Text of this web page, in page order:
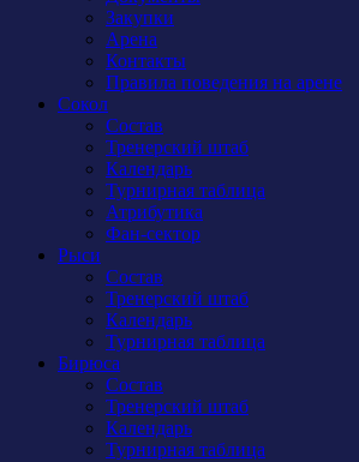
Закупки
Арена
Контакты
Правила поведения на арене
Сокол
Состав
Тренерский штаб
Календарь
Турнирная таблица
Атрибутика
Фан-сектор
Рыси
Состав
Тренерский штаб
Календарь
Турнирная таблица
Бирюса
Состав
Тренерский штаб
Календарь
Турнирная таблица